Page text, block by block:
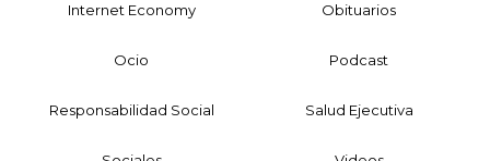
Internet Economy Obituarios
Ocio Podcast
Responsabilidad Social Salud Ejecutiva